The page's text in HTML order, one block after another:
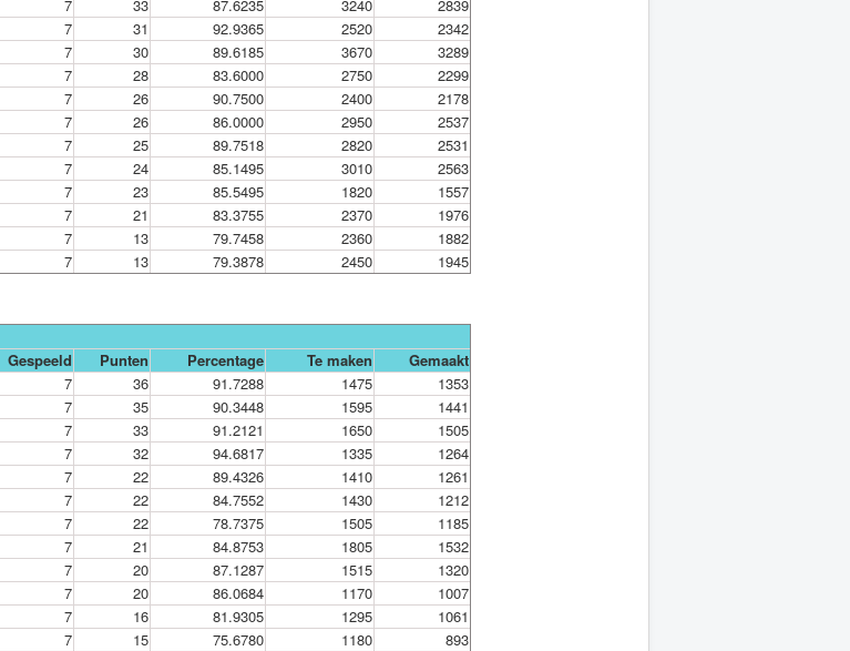
7 33 87.6235 3240
2839
7 31 92.9365 2520
2342
7 30 89.6185 3670
3289
7 28 83.6000 2750
2299
7 26 90.7500 2400
2178
7 26 86.0000 2950
2537
7 25 89.7518 2820
2531
7 24 85.1495 3010
2563
7 23 85.5495 1820
1557
7 21 83.3755 2370
1976
7 13 79.7458 2360
1882
7 13 79.3878 2450 1945
Gespeeld Punten Percentage Te maken
Gemaakt
7 36 91.7288 1475
1353
7 35 90.3448 1595
1441
7 33 91.2121 1650
1505
7 32 94.6817 1335
1264
7 22 89.4326 1410
1261
7 22 84.7552 1430
1212
7 22 78.7375 1505
1185
7 21 84.8753 1805
1532
7 20 87.1287 1515
1320
7 20 86.0684 1170
1007
7 16 81.9305 1295
1061
7 15 75.6780 1180 893